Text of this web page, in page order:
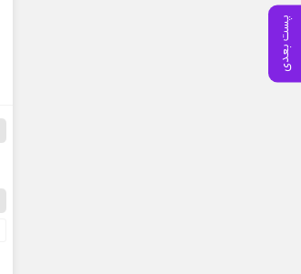
پست بعدی